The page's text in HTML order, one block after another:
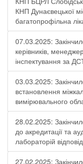
КНП Дунаєвецької
багатопрофільна
07.03.2025:
керівників,
інспектування за
03.03.2025:
встановлення
вимірювального
28.02.2025:
до акредитації та
лабораторій
27.02.2025: